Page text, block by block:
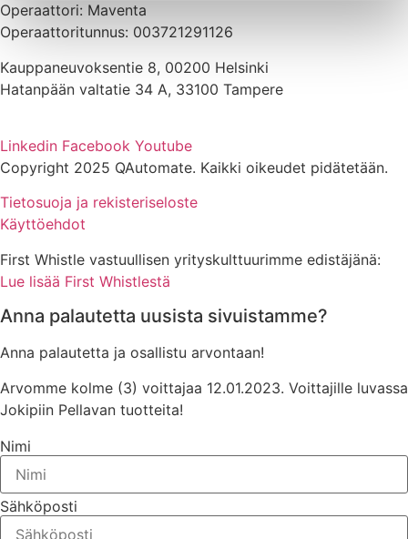
Operaattori: Maventa
Operaattoritunnus: 003721291126
Kauppaneuvoksentie 8, 00200 Helsinki
Hatanpään valtatie 34 A, 33100 Tampere
Linkedin Facebook Youtube
Copyright 2025 QAutomate. Kaikki oikeudet pidätetään.
Tietosuoja ja rekisteriseloste
Käyttöehdot
First Whistle vastuullisen yrityskulttuurimme edistäjänä:
Lue lisää First Whistlestä
Anna palautetta uusista sivuistamme?
Anna palautetta ja osallistu arvontaan!
Arvomme kolme (3) voittajaa 12.01.2023. Voittajille luvassa
Jokipiin Pellavan tuotteita!
Nimi
Sähköposti